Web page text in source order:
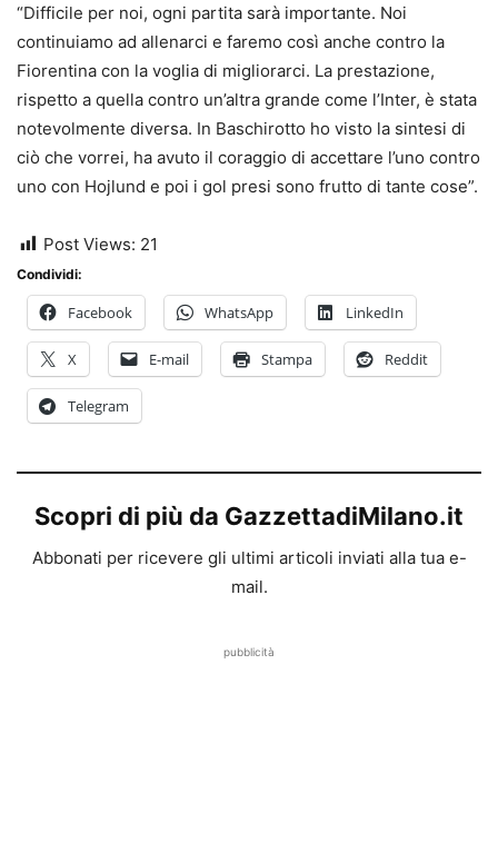
“Difficile per noi, ogni partita sarà importante. Noi
continuiamo ad allenarci e faremo così anche contro la
Fiorentina con la voglia di migliorarci. La prestazione,
rispetto a quella contro un’altra grande come l’Inter, è stata
notevolmente diversa. In Baschirotto ho visto la sintesi di
ciò che vorrei, ha avuto il coraggio di accettare l’uno contro
uno con Hojlund e poi i gol presi sono frutto di tante cose”.
Post Views: 21
Condividi:
Facebook WhatsApp LinkedIn
X E-mail Stampa Reddit
Telegram
Scopri di più da GazzettadiMilano.it
Abbonati per ricevere gli ultimi articoli inviati alla tua e-
mail.
pubblicità